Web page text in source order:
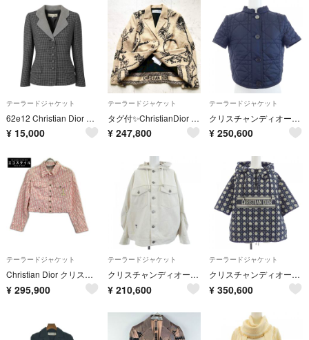
テーラードジャケット
62e12 Christian Dior クリスチャンディオール テーラードジャケット レザーパイピング チェック柄 総柄 サイズ9 ブラック ホワイト レディース 女性用o07t
¥ 15,000
テーラードジャケット
タグ付✨️ChristianDior フラワーエンブロイダリージャケット
¥ 247,800
テーラードジャケット
クリスチャンディオール CHRISTIAN DIOR 347V38A2827 ジャケット
¥ 250,600
テーラードジャケット
Christian Dior クリスチャンディオール 【国内正規】4P12022501 トロッター デニムジャケット 38
¥ 295,900
テーラードジャケット
クリスチャンディオール CHRISTIAN DIOR 522V46A3050 デニムジャケット
¥ 210,600
テーラードジャケット
クリスチャンディオール CHRISTIAN DIOR アノラック マクロカナージュ 417C19A2378 ジャケット
¥ 350,600